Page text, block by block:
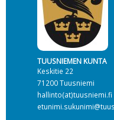
TUUSNIEMEN KUNTA
Keskitie 22
71200 Tuusniemi
hallinto(at)tuusniemi.fi